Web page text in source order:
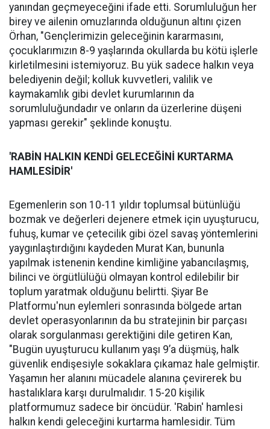
yanından geçmeyeceğini ifade etti. Sorumluluğun her
birey ve ailenin omuzlarında olduğunun altını çizen
Örhan, "Gençlerimizin geleceğinin kararmasını,
çocuklarımızın 8-9 yaşlarında okullarda bu kötü işlerle
kirletilmesini istemiyoruz. Bu yük sadece halkın veya
belediyenin değil; kolluk kuvvetleri, valilik ve
kaymakamlık gibi devlet kurumlarının da
sorumluluğundadır ve onların da üzerlerine düşeni
yapması gerekir" şeklinde konuştu.
'RABİN HALKIN KENDİ GELECEĞİNİ KURTARMA
HAMLESİDİR'
Egemenlerin son 10-11 yıldır toplumsal bütünlüğü
bozmak ve değerleri dejenere etmek için uyuşturucu,
fuhuş, kumar ve çetecilik gibi özel savaş yöntemlerini
yaygınlaştırdığını kaydeden Murat Kan, bununla
yapılmak istenenin kendine kimliğine yabancılaşmış,
bilinci ve örgütlülüğü olmayan kontrol edilebilir bir
toplum yaratmak olduğunu belirtti. Şiyar Be
Platformu'nun eylemleri sonrasında bölgede artan
devlet operasyonlarının da bu stratejinin bir parçası
olarak sorgulanması gerektiğini dile getiren Kan,
"Bugün uyuşturucu kullanım yaşı 9’a düşmüş, halk
güvenlik endişesiyle sokaklara çıkamaz hale gelmiştir.
Yaşamın her alanını mücadele alanına çevirerek bu
hastalıklara karşı durulmalıdır. 15-20 kişilik
platformumuz sadece bir öncüdür. 'Rabin' hamlesi
halkın kendi geleceğini kurtarma hamlesidir. Tüm